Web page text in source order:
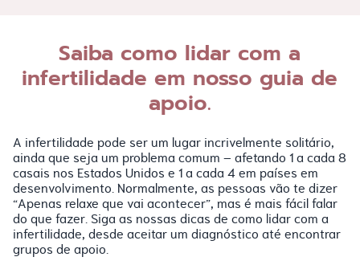
Saiba como lidar com a
infertilidade em nosso guia de
apoio.
A infertilidade pode ser um lugar incrivelmente solitário,
ainda que seja um problema comum – afetando 1 a cada 8
casais nos Estados Unidos e 1 a cada 4 em países em
desenvolvimento. Normalmente, as pessoas vão te dizer
“Apenas relaxe que vai acontecer”, mas é mais fácil falar
do que fazer. Siga as nossas dicas de como lidar com a
infertilidade, desde aceitar um diagnóstico até encontrar
grupos de apoio.